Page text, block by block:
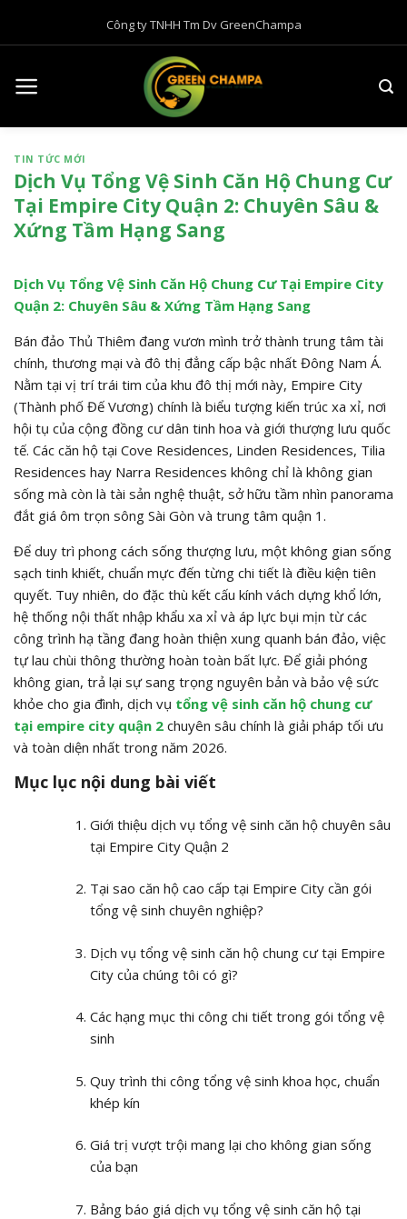
Công ty TNHH Tm Dv GreenChampa
TIN TỨC MỚI
Dịch Vụ Tổng Vệ Sinh Căn Hộ Chung Cư
Tại Empire City Quận 2: Chuyên Sâu &
Xứng Tầm Hạng Sang
Dịch Vụ Tổng Vệ Sinh Căn Hộ Chung Cư Tại Empire City
Quận 2: Chuyên Sâu & Xứng Tầm Hạng Sang
Bán đảo Thủ Thiêm đang vươn mình trở thành trung tâm tài
chính, thương mại và đô thị đẳng cấp bậc nhất Đông Nam Á.
Nằm tại vị trí trái tim của khu đô thị mới này, Empire City
(Thành phố Đế Vương) chính là biểu tượng kiến trúc xa xỉ, nơi
hội tụ của cộng đồng cư dân tinh hoa và giới thượng lưu quốc
tế. Các căn hộ tại Cove Residences, Linden Residences, Tilia
Residences hay Narra Residences không chỉ là không gian
sống mà còn là tài sản nghệ thuật, sở hữu tầm nhìn panorama
đắt giá ôm trọn sông Sài Gòn và trung tâm quận 1.
Để duy trì phong cách sống thượng lưu, một không gian sống
sạch tinh khiết, chuẩn mực đến từng chi tiết là điều kiện tiên
quyết. Tuy nhiên, do đặc thù kết cấu kính vách dựng khổ lớn,
hệ thống nội thất nhập khẩu xa xỉ và áp lực bụi mịn từ các
công trình hạ tầng đang hoàn thiện xung quanh bán đảo, việc
tự lau chùi thông thường hoàn toàn bất lực. Để giải phóng
không gian, trả lại sự sang trọng nguyên bản và bảo vệ sức
khỏe cho gia đình, dịch vụ tổng vệ sinh căn hộ chung cư
tại empire city quận 2 chuyên sâu chính là giải pháp tối ưu
và toàn diện nhất trong năm 2026.
Mục lục nội dung bài viết
Giới thiệu dịch vụ tổng vệ sinh căn hộ chuyên sâu
tại Empire City Quận 2
Tại sao căn hộ cao cấp tại Empire City cần gói
tổng vệ sinh chuyên nghiệp?
Dịch vụ tổng vệ sinh căn hộ chung cư tại Empire
City của chúng tôi có gì?
Các hạng mục thi công chi tiết trong gói tổng vệ
sinh
Quy trình thi công tổng vệ sinh khoa học, chuẩn
khép kín
Giá trị vượt trội mang lại cho không gian sống
của bạn
Bảng báo giá dịch vụ tổng vệ sinh căn hộ tại